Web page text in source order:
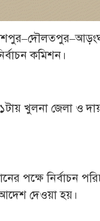
কমিশন।
খুলনা জেলা ও
পক্ষে নির্বাচন
দেওয়া হয়।